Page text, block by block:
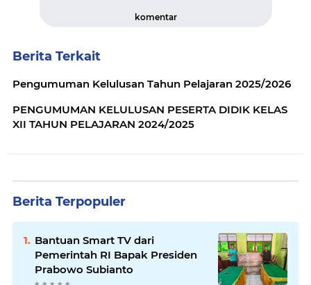
komentar
Berita Terkait
Pengumuman Kelulusan Tahun Pelajaran 2025/2026
PENGUMUMAN KELULUSAN PESERTA DIDIK KELAS
XII TAHUN PELAJARAN 2024/2025
Berita Terpopuler
Bantuan Smart TV dari
Pemerintah RI Bapak Presiden
Prabowo Subianto